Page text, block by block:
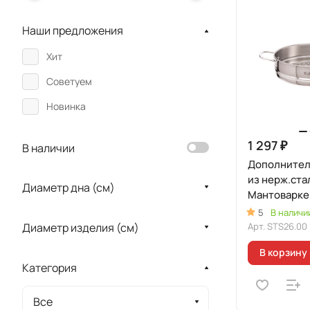
1 297 ₽
из
Мантоварке
диаметром
5
В
Арт. STS26.00
В корзину
Наши предложения
Хит
Советуем
Новинка
В наличии
Диаметр дна (см)
Диаметр изделия (см)
Категория
Все